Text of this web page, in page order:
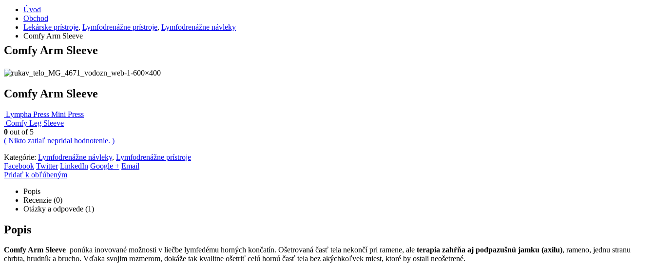
Úvod
Obchod
Lekárske prístroje, Lymfodrenážne prístroje, Lymfodrenážne návleky
Comfy Arm Sleeve
Comfy Arm Sleeve
Comfy Arm Sleeve
Lympha Press Mini Press
Comfy Leg Sleeve
0 out of 5
( Nikto zatiaľ nepridal hodnotenie. )
Kategórie: Lymfodrenážne návleky, Lymfodrenážne prístroje
Facebook Twitter LinkedIn Google + Email
Pridať k obľúbeným
Popis
Recenzie (0)
Otázky a odpovede (1)
Popis
Comfy Arm Sleeve ponúka inovované možnosti v liečbe lymfedému horných končatín. Ošetrovaná časť tela nekončí pri ramene, ale terapia zahŕňa aj podpazušnú jamku (axilu), rameno, jednu stranu
chrbta, hrudník a brucho. Vďaka svojim rozmerom, dokáže tak kvalitne ošetriť celú hornú časť tela bez akýchkoľvek miest, ktoré by ostali neošetrené.